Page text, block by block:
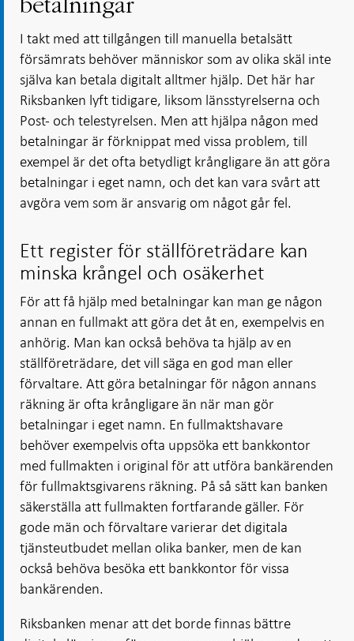
betalningar
I takt med att tillgången till manuella betalsätt
försämrats behöver människor som av olika skäl inte
själva kan betala digitalt alltmer hjälp. Det här har
Riksbanken lyft tidigare, liksom länsstyrelserna och
Post- och telestyrelsen. Men att hjälpa någon med
betalningar är förknippat med vissa problem, till
exempel är det ofta betydligt krångligare än att göra
betalningar i eget namn, och det kan vara svårt att
avgöra vem som är ansvarig om något går fel.
Ett register för ställföreträdare kan
minska krångel och osäkerhet
För att få hjälp med betalningar kan man ge någon
annan en fullmakt att göra det åt en, exempelvis en
anhörig. Man kan också behöva ta hjälp av en
ställföreträdare, det vill säga en god man eller
förvaltare. Att göra betalningar för någon annans
räkning är ofta krångligare än när man gör
betalningar i eget namn. En fullmaktshavare
behöver exempelvis ofta uppsöka ett bankkontor
med fullmakten i original för att utföra bankärenden
för fullmaktsgivarens räkning. På så sätt kan banken
säkerställa att fullmakten fortfarande gäller. För
gode män och förvaltare varierar det digitala
tjänsteutbudet mellan olika banker, men de kan
också behöva besöka ett bankkontor för vissa
bankärenden.
Riksbanken menar att det borde finnas bättre